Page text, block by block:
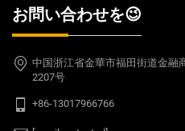
お問い合わせを😉
中国浙江省金華市福田街道金融
2207号
+86-13017966766